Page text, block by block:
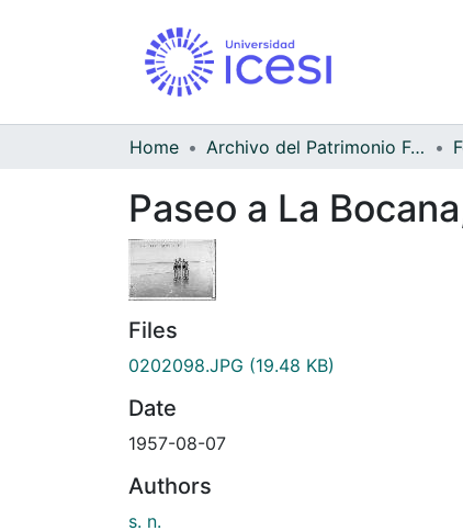
Home Archivo del Patrimonio Fotográfico y Fílmico del Valle del Cauca
Paseo a La
Files
0202098.JPG (19.48 KB)
Date
1957-08-07
Authors
s. n.